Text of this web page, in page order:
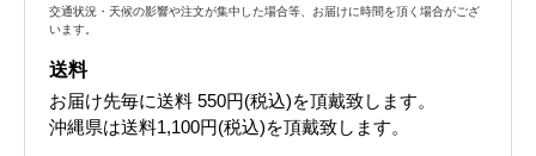
交通状況・天候の影響や注文が集中した場合等、お届けに時間を頂く場合がござ
います。
送料
お届け先毎に送料 550円(税込)を頂戴致します。
沖縄県は送料1,100円(税込)を頂戴致します。